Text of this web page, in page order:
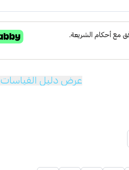
عرض دليل القياسات